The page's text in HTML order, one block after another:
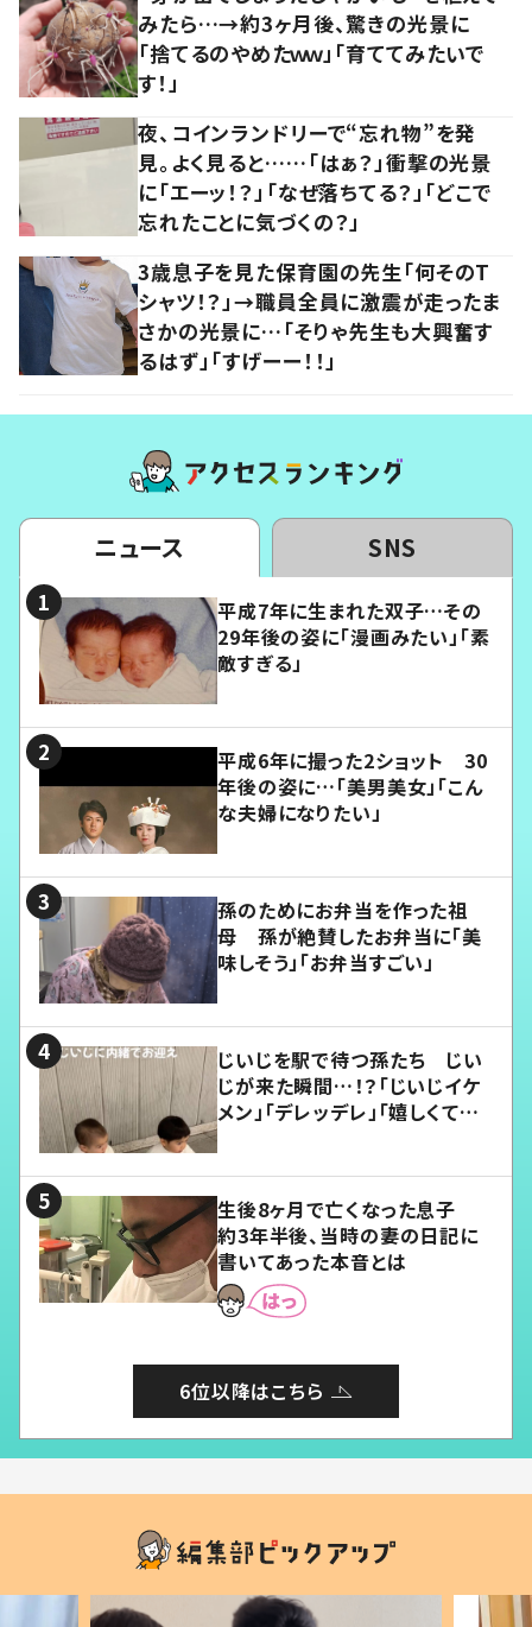
みたら…→約3ヶ月後、驚きの光景に
「捨てるのやめたｗｗ」「育ててみたいで
す！」
夜、コインランドリーで“忘れ物”を発
見。よく見ると……「はぁ？」衝撃の光景
に「エーッ！？」「なぜ落ちてる？」「どこで
忘れたことに気づくの？」
3歳息子を見た保育園の先生「何そのT
シャツ！？」→職員全員に激震が走ったま
さかの光景に…「そりゃ先生も大興奮す
るはず」「すげーー！！」
ニュース SNS
平成7年に生まれた双子…その
29年後の姿に「漫画みたい」「素
敵すぎる」
平成6年に撮った2ショット 30
年後の姿に…「美男美女」「こん
な夫婦になりたい」
孫のためにお弁当を作った祖
母 孫が絶賛したお弁当に「美
味しそう」「お弁当すごい」
じいじを駅で待つ孫たち じい
じが来た瞬間…！？「じいじイケ
メン」「デレッデレ」「嬉しくて可
生後8ヶ月で亡くなった息子
約3年半後、当時の妻の日記に
書いてあった本音とは
6位以降はこちら